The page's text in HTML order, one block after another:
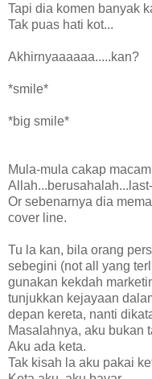
Tapi dia komen banyak
Tak puas hati kot...
Akhirnyaaaaaa.....kan?
*smile*
*big smile*
Mula-mula cakap
Or sebenarnya dia
cover line.
Tu la kan, bila orang
sebegini (not all yang
gunakan kekdah
tunjukkan kejayaan
depan kereta, nanti
Masalahnya, aku bukan
Aku ada keta.
Tak kisah la aku pakai